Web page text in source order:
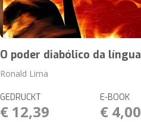
O poder diabólico da língua
Ronald Lima
GEDRUCKT
€ 12,39
E-BOOK
€ 4,00